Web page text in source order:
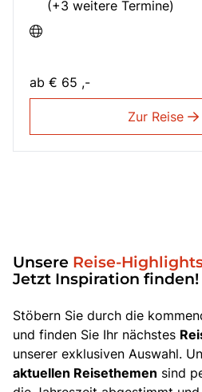
(+3 weitere Termine)
ab € 65 ,-
Zur Reise
Unsere Reise-
Jetzt Inspiration finden!
Stöbern Sie durch die
und finden Sie Ihr nächstes
unserer exklusiven Auswahl.
aktuellen Reisethemen sind